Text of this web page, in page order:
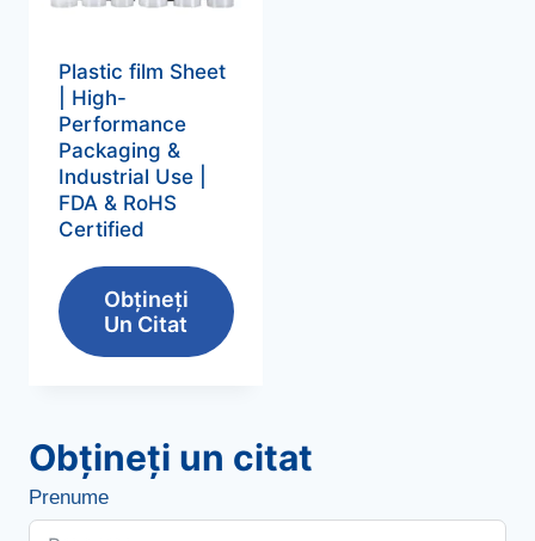
Plastic film Sheet
High-
Performance
Packaging &
Industrial Use|
FDA & RoHS
Certified
Obțineți
Un Citat
Obțineți un citat
Prenume